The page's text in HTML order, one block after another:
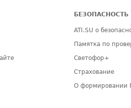
БЕЗОПАСНОСТЬ
ATI.SU о
Памятка по
Светофор+
Страхование
О формировании